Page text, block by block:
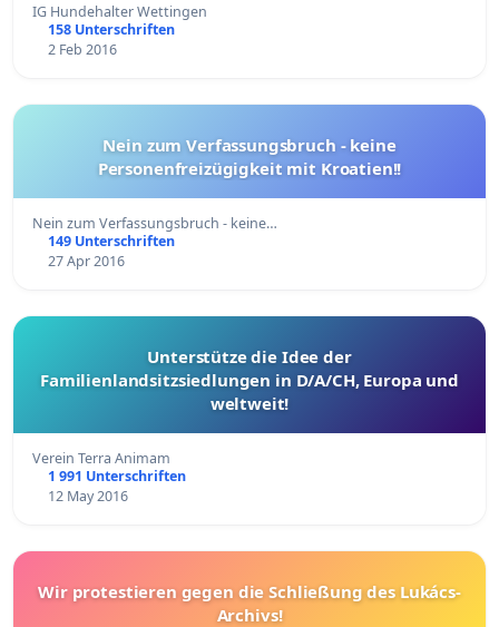
IG Hundehalter Wettingen
158 Unterschriften
2 Feb 2016
Nein zum Verfassungsbruch - keine
Personenfreizügigkeit mit Kroatien!!
Nein zum Verfassungsbruch - keine…
149 Unterschriften
27 Apr 2016
Unterstütze die Idee der
Familienlandsitzsiedlungen in D/A/CH, Europa und
weltweit!
Verein Terra Animam
1 991 Unterschriften
12 May 2016
Wir protestieren gegen die Schließung des Lukács-
Archivs!